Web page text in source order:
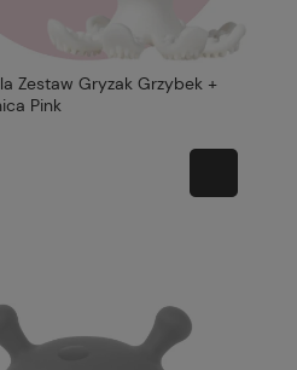
Zestaw Gryzak Grzybek +
Pink